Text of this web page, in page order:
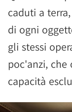
caduti a
di ogni
gli stessi
poc'anzi,
capacità